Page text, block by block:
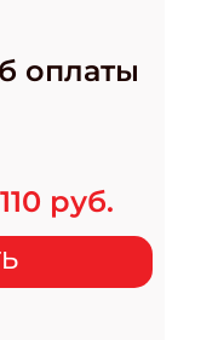
оплаты
руб.